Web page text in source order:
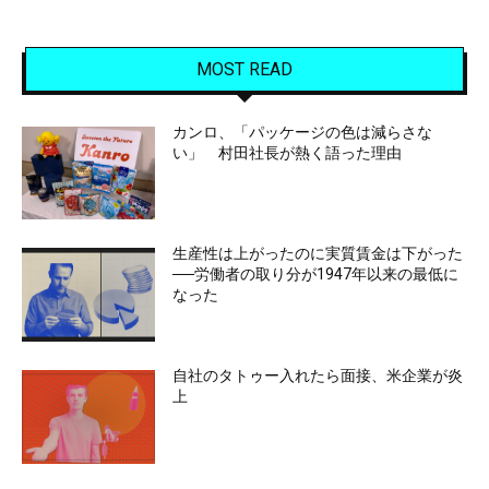
MOST READ
カンロ、「パッケージの色は減らさな
い」 村田社長が熱く語った理由
生産性は上がったのに実質賃金は下がった
──労働者の取り分が1947年以来の最低に
なった
自社のタトゥー入れたら面接、米企業が炎
上